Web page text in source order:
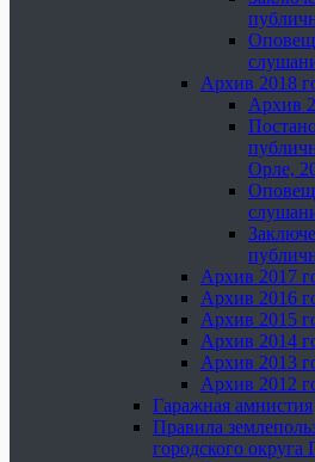
Архив 2018
Архив
Орле,
Архив 2017
Архив 2016
Архив 2015
Архив 2014
Архив 2013
Архив 2012
Гаражная амнистия
Правила
городского округа